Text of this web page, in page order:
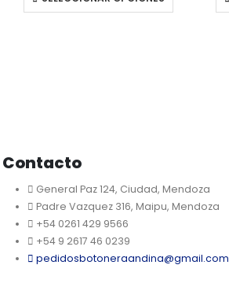
Contacto
General Paz 124, Ciudad, Mendoza
Padre Vazquez 316, Maipu, Mendoza
+54 0261 429 9566
+54 9 2617 46 0239
pedidosbotoneraandina@gmail.com